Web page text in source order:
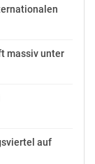
massiv unter
auf